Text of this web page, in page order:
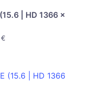
| HD 1366 x
€